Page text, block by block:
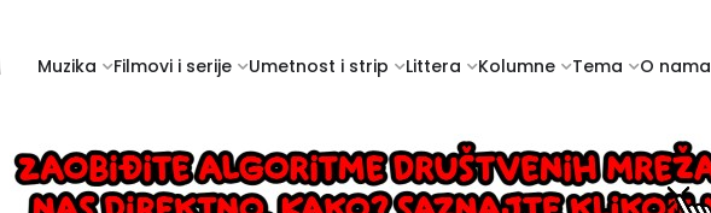
Muzika Filmovi i serije Umetnost i strip Littera Kolumne Tema O nama